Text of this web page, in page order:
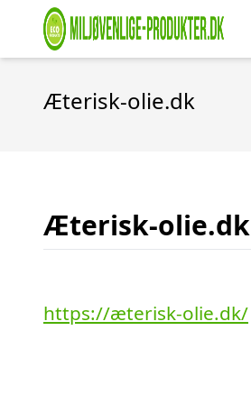
Æterisk-olie.dk
Æterisk-olie.dk
https://æterisk-olie.dk/